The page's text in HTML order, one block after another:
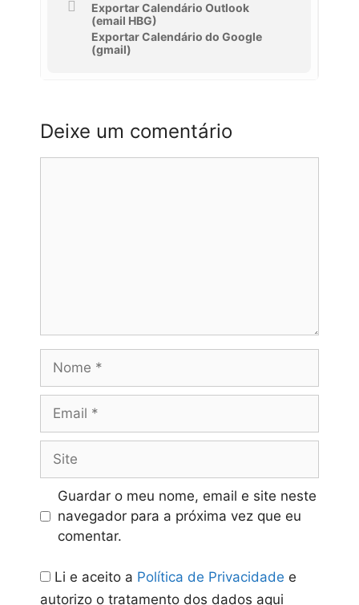
Exportar Calendário Outlook
(email HBG)
Exportar Calendário do Google
(gmail)
Deixe um comentário
Nome
Email
Site
Guardar o meu nome, email e site neste
navegador para a próxima vez que eu
comentar.
Li e aceito a Política de Privacidade e
autorizo o tratamento dos dados aqui